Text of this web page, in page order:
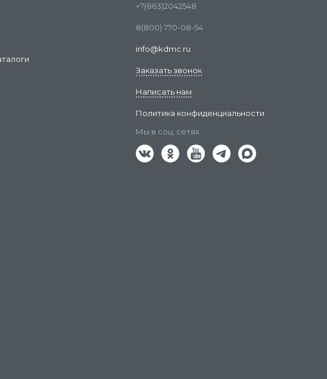
+7(863)2042548
8(800) 770-08-54
info@kdmc.ru
Заказать звонок
Написать нам
Политика конфиденциальности
Мы в соц. сетях